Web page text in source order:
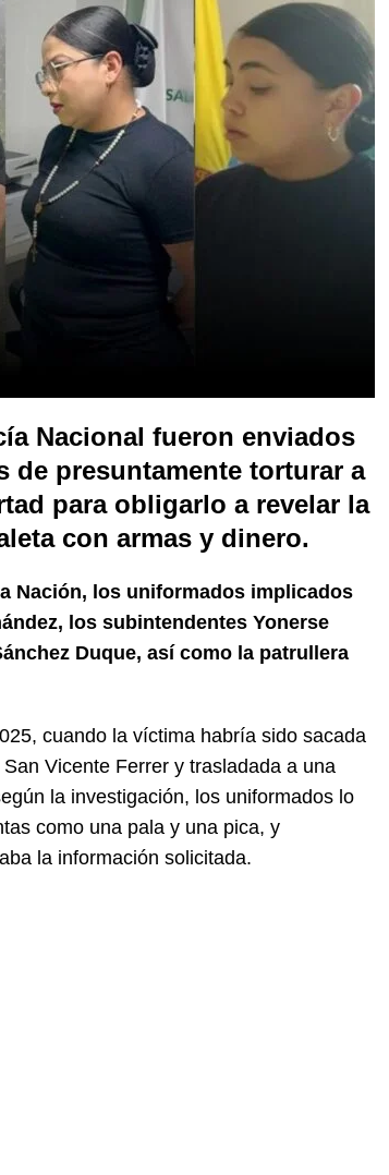
amplía investigación por presunto lavado de activos y
al entramado empresarial JUDICIALES
Nacional fueron enviados
de presuntamente torturar a
para obligarlo a revelar la
con armas y dinero.
Nación, los uniformados implicados
los subintendentes Yonerse
Duque, así como la patrullera
cuando la víctima habría sido sacada
Vicente Ferrer y trasladada a una
la investigación, los uniformados lo
como una pala y una pica, y
la información solicitada.